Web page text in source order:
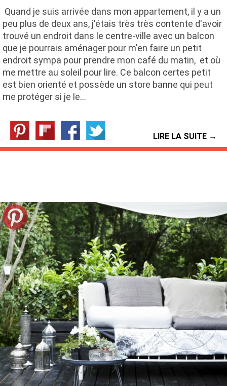
Quand je suis arrivée dans mon appartement, il y a un
peu plus de deux ans, j'étais très très contente d'avoir
trouvé un endroit dans le centre-ville avec un balcon
que je pourrais aménager pour m'en faire un petit
endroit sympa pour prendre mon café du matin, et où
me mettre au soleil pour lire. Ce balcon certes petit
est bien orienté et possède un store banne qui peut
me protéger si je le…
LIRE LA SUITE →